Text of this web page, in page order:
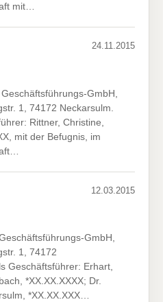
mit…
24.11.2015
GmbH,
1, 74172 Neckarsulm.
Rittner, Christine,
mit der Befugnis, im
12.03.2015
GmbH,
1, 74172
Geschäftsführer: Erhart,
*XX.XX.XXXX; Dr.
*XX.XX.XXX…